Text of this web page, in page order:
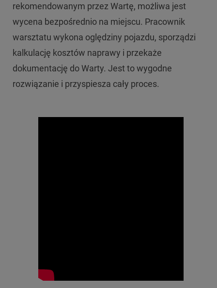
rekomendowanym przez Wartę, możliwa jest
wycena bezpośrednio na miejscu. Pracownik
warsztatu wykona oględziny pojazdu, sporządzi
kalkulację kosztów naprawy i przekaże
dokumentację do Warty. Jest to wygodne
rozwiązanie i przyspiesza cały proces.